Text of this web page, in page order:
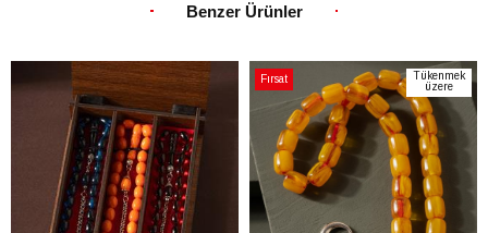
Benzer Ürünler
Fırsat
Ürünü
Tükenmek
üzere